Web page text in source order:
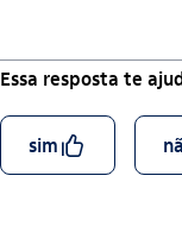
Essa resposta te
simcurtir_outline